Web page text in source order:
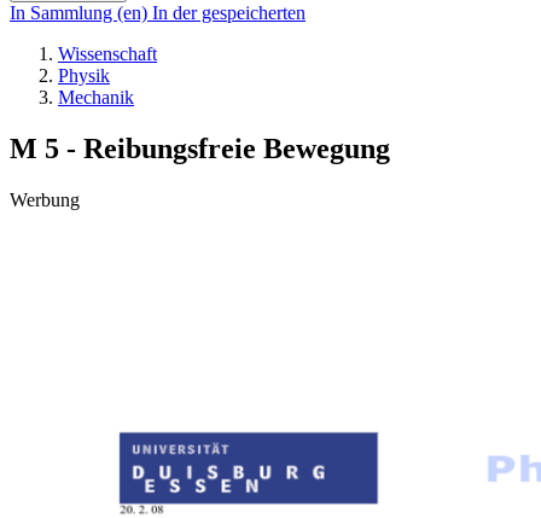
In Sammlung (en) In der gespeicherten
Wissenschaft
Physik
Mechanik
M 5 - Reibungsfreie Bewegung
Werbung